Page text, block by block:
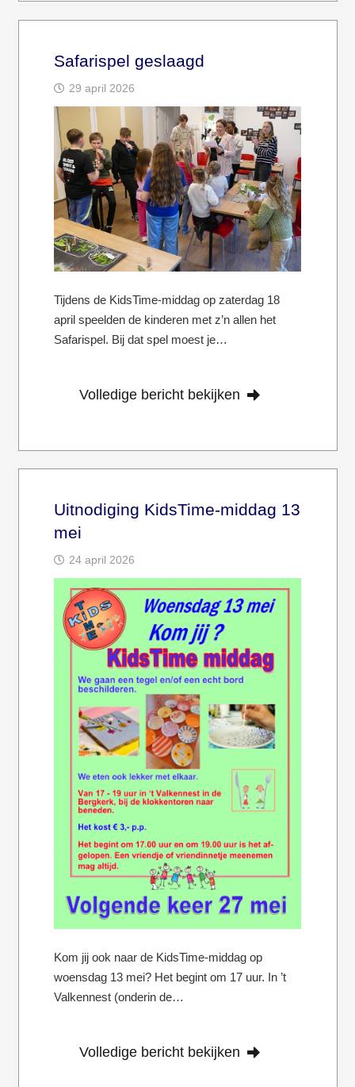
Safarispel geslaagd
29 april 2026
Tijdens de KidsTime-middag op zaterdag 18
april speelden de kinderen met z’n allen het
Safarispel. Bij dat spel moest je…
Volledige bericht bekijken
Uitnodiging KidsTime-middag 13
mei
24 april 2026
Kom jij ook naar de KidsTime-middag op
woensdag 13 mei? Het begint om 17 uur. In ’t
Valkennest (onderin de…
Volledige bericht bekijken